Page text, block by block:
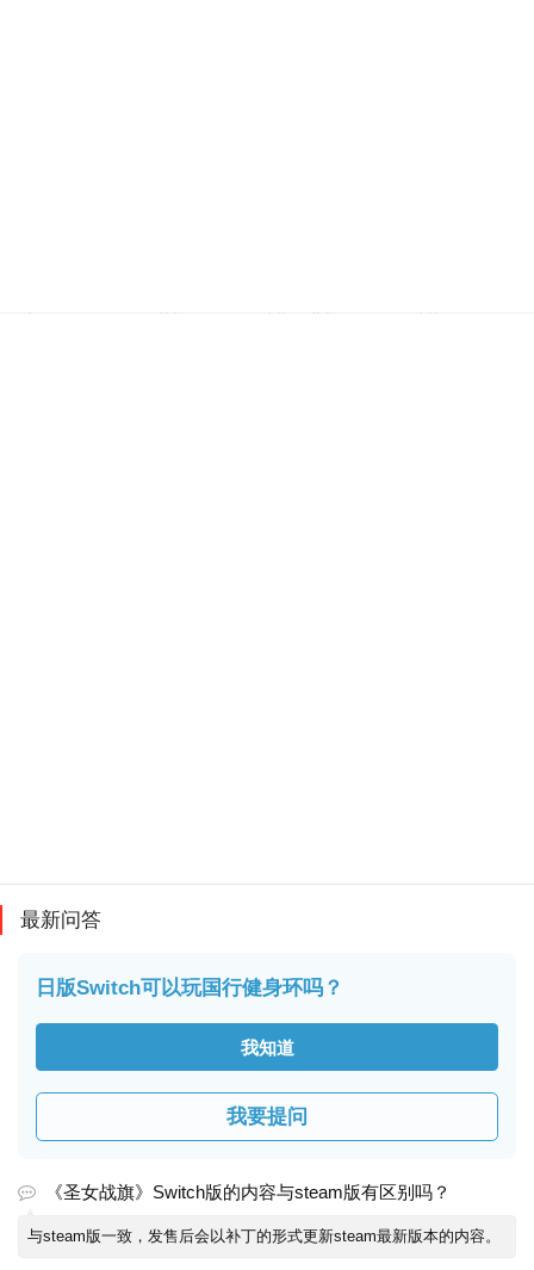
最新问答
日版Switch可以玩国行健身环吗？
我知道
我要提问
《圣女战旗》Switch版的内容与steam版有区别吗？
与steam版一致，发售后会以补丁的形式更新steam最新版本的内容。